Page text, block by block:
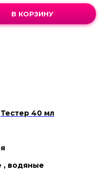
В КОРЗИНУ
Тестер 40 мл
водяные